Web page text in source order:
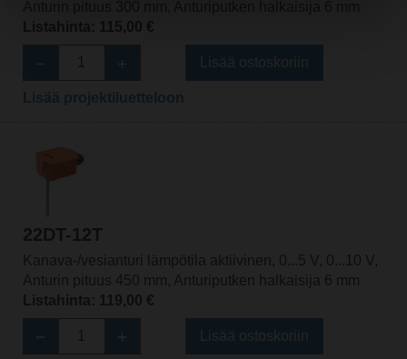
22DT-12T
Kanava-/vesianturi lämpötila aktiivinen, 0...5 V, 0...10 V,
Anturin pituus 450 mm, Anturiputken halkaisija 6 mm
Listahinta: 119,00 €